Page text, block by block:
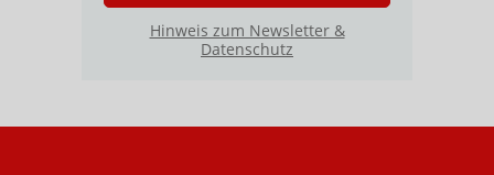
Hinweis zum Newsletter &
Datenschutz